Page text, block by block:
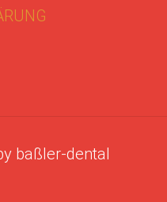
baßler-dental